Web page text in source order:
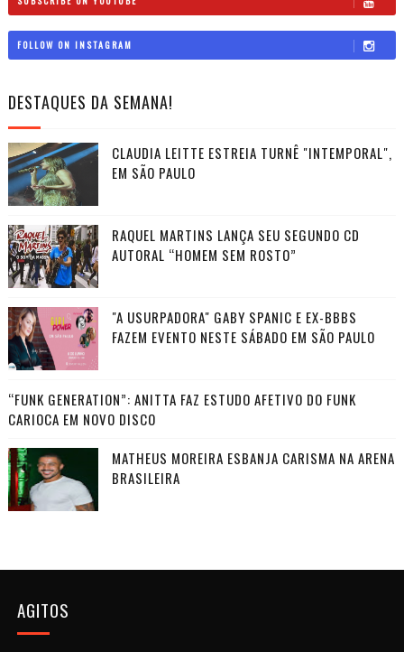
FOLLOW ON INSTAGRAM
DESTAQUES DA SEMANA!
CLAUDIA LEITTE ESTREIA TURNÊ "INTEMPORAL",
EM SÃO PAULO
RAQUEL MARTINS LANÇA SEU SEGUNDO CD
AUTORAL “HOMEM SEM ROSTO”
"A USURPADORA" GABY SPANIC E EX-BBBS
FAZEM EVENTO NESTE SÁBADO EM SÃO PAULO
“FUNK GENERATION”: ANITTA FAZ ESTUDO AFETIVO DO FUNK
CARIOCA EM NOVO DISCO
MATHEUS MOREIRA ESBANJA CARISMA NA ARENA
BRASILEIRA
AGITOS